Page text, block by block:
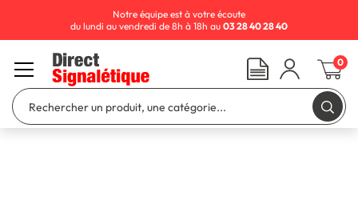
Notre équipe est à votre écoute
du lundi au vendredi de 8h à 18h au 03 28 40 28 40
0